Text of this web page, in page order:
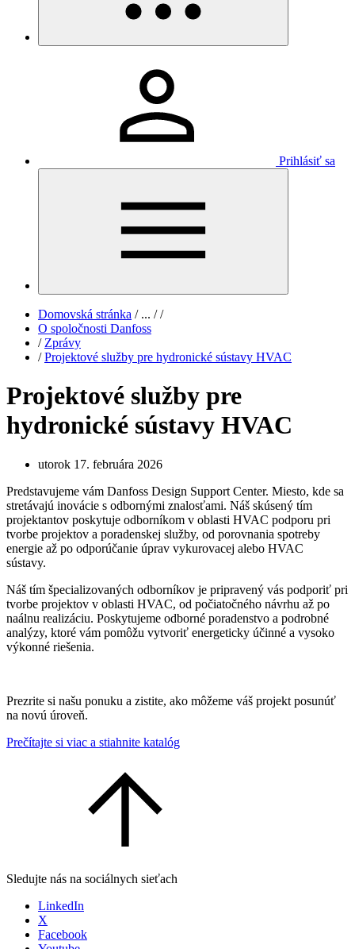
Prihlásiť sa
Domovská stránka /... / /
O spoločnosti Danfoss
/ Zprávy
/ Projektové služby pre hydronické sústavy HVAC
Projektové služby pre
hydronické sústavy HVAC
utorok 17. februára 2026
Predstavujeme vám Danfoss Design Support Center. Miesto, kde sa
stretávajú inovácie s odbornými znalosťami. Náš skúsený tím
projektantov poskytuje odborníkom v oblasti HVAC podporu pri
tvorbe projektov a poradenskej služby, od porovnania spotreby
energie až po odporúčanie úprav vykurovacej alebo HVAC
sústavy.
Náš tím špecializovaných odborníkov je pripravený vás podporiť pri
tvorbe projektov v oblasti HVAC, od počiatočného návrhu až po
naálnu realizáciu. Poskytujeme odborné poradenstvo a podrobné
analýzy, ktoré vám pomôžu vytvoriť energeticky účinné a vysoko
výkonné riešenia.
Prezrite si našu ponuku a zistite, ako môžeme váš projekt posunúť
na novú úroveň.
Prečítajte si viac a stiahnite katalóg
Sledujte nás na sociálnych sieťach
LinkedIn
X
Facebook